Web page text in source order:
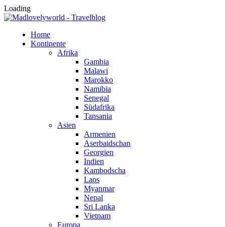
Loading
Home
Kontinente
Afrika
Gambia
Malawi
Marokko
Namibia
Senegal
Südafrika
Tansania
Asien
Armenien
Aserbaidschan
Georgien
Indien
Kambodscha
Laos
Myanmar
Nepal
Sri Lanka
Vietnam
Europa